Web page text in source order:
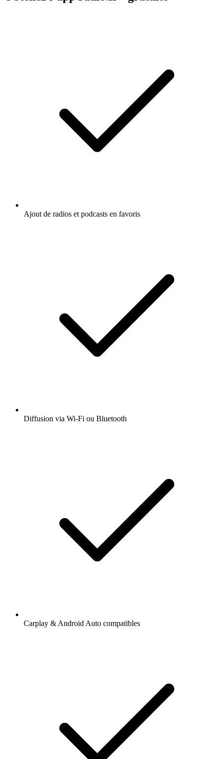
Ajout de radios et podcasts en favoris
Diffusion via Wi-Fi ou Bluetooth
Carplay & Android Auto compatibles